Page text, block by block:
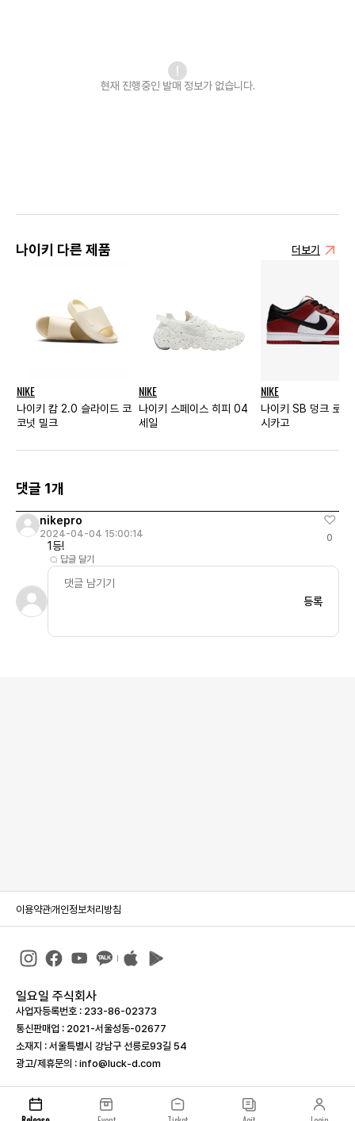
현재 진행중인 발매 정보가 없습니다.
나이키 다른 제품 더보기
NIKE
나이키 캄 2.0 슬라이드 코
코넛 밀크
NIKE
나이키 스페이스 히피 04
세일
NIKE
나이키 SB 덩크 로우
시카고
댓글 1개
nikepro
2024-04-04 15:00:14
1등!
답글 달기
0
등록
이용약관개인정보처리방침
일요일 주식회사
사업자등록번호 : 233-86-023­73
통신판매업 : 2021-서울성동-02677
소재지 : 서울특별시 강남구 선릉로93길 54
광고/제휴문의 : info@luck-d.com